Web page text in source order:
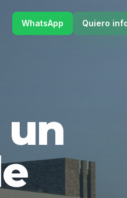
WhatsApp Quiero